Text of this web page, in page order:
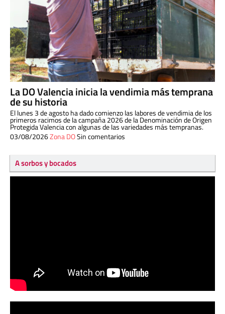
La DO Valencia inicia la vendimia más temprana
de su historia
El lunes 3 de agosto ha dado comienzo las labores de vendimia de los
primeros racimos de la campaña 2026 de la Denominación de Origen
Protegida Valencia con algunas de las variedades más tempranas.
03/08/2026Zona DOSin comentarios
A sorbos y bocados